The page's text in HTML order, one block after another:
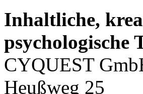
Inhaltliche,
psychologische
CYQUEST
Heußweg 25